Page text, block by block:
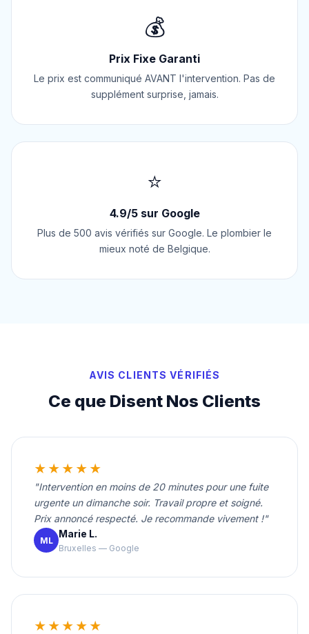
💰
Prix Fixe Garanti
Le prix est communiqué AVANT l'intervention. Pas de
supplément surprise, jamais.
⭐
4.9/5 sur Google
Plus de 500 avis vérifiés sur Google. Le plombier le
mieux noté de Belgique.
AVIS CLIENTS VÉRIFIÉS
Ce que Disent Nos Clients
★★★★★
"Intervention en moins de 20 minutes pour une fuite
urgente un dimanche soir. Travail propre et soigné.
Prix annoncé respecté. Je recommande vivement !"
ML
Marie L.
Bruxelles — Google
★★★★★